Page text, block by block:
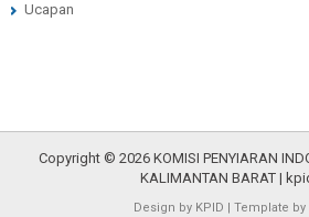
Ucapan
Copyright © 2026 KOMISI PENYIARAN
KALIMANTAN BARAT |
Design by KPID Template by